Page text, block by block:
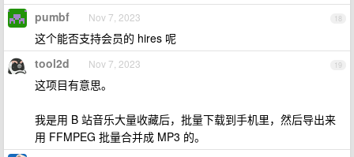
18
pumbf Nov 7, 2023
这个能否支持会员的 hires 呢
19
tool2d Nov 7, 2023
这项目有意思。
我是用 B 站音乐大量收藏后，批量下载到手机里，然后导出来
用 FFMPEG 批量合并成 MP3 的。